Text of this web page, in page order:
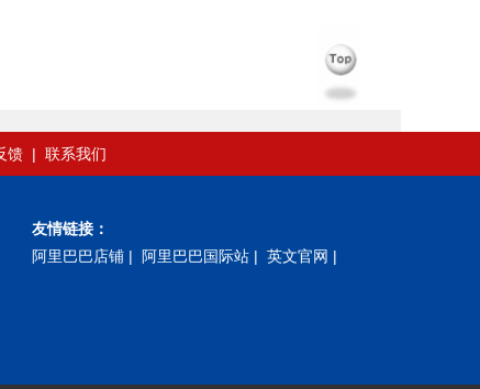
馈 | 联系我们
友情链接：
阿里巴巴店铺 | 阿里巴巴国际站 | 英文官网 |